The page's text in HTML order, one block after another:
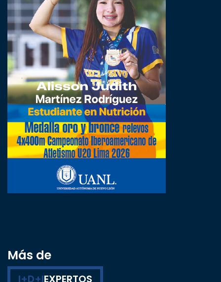
Más de
I+D+IEXPERTOS